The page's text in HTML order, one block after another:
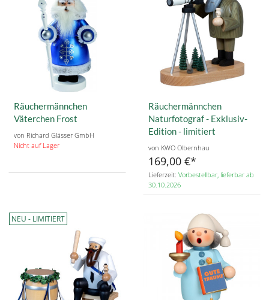
Räuchermännchen
Väterchen Frost
von Richard Glässer GmbH
Nicht auf Lager
Räuchermännchen
Naturfotograf - Exklusiv-
Edition - limitiert
von KWO Olbernhau
169,00 €
Lieferzeit: Vorbestellbar, lieferbar ab
30.10.2026
NEU - LIMITIERT